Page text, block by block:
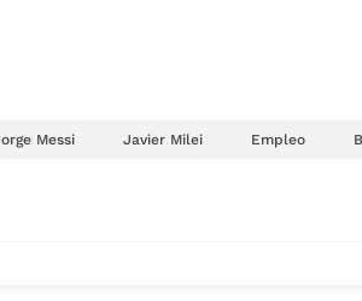
Messi Javier Milei Empleo